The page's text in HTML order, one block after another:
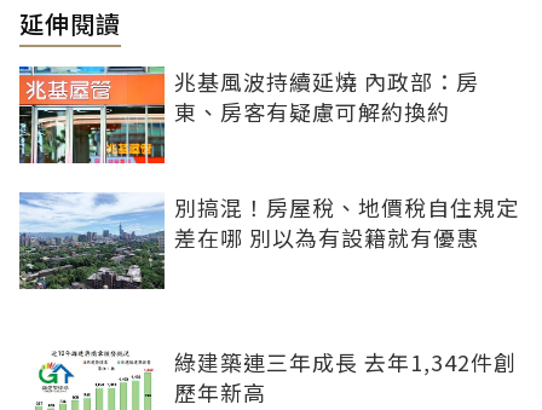
延伸閱讀
兆基風波持續延燒 內政部：房
東、房客有疑慮可解約換約
別搞混！房屋稅、地價稅自住規定
差在哪 別以為有設籍就有優惠
綠建築連三年成長 去年1,342件創
歷年新高